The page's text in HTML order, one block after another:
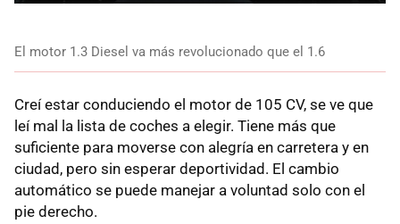
El motor 1.3 Diesel va más revolucionado que el 1.6
Creí estar conduciendo el motor de 105 CV, se ve que
leí mal la lista de coches a elegir. Tiene más que
suficiente para moverse con alegría en carretera y en
ciudad, pero sin esperar deportividad. El cambio
automático se puede manejar a voluntad solo con el
pie derecho.